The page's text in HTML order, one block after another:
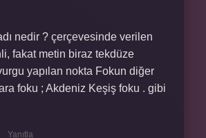
nedir ? çerçevesinde verilen
fakat metin biraz tekdüze
yapılan nokta Fokun diğer
foku ; Akdeniz Keşiş foku . gibi
Yanıtla